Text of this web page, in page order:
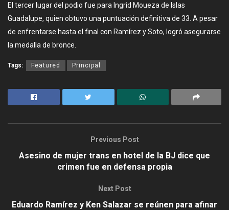
El tercer lugar del podio fue para Ingrid Moueza de Islas
Guadalupe, quien obtuvo una puntuación definitiva de 33. A pesar
de enfrentarse hasta el final con Ramírez y Soto, logró asegurarse
la medalla de bronce.
Tags: Featured Principal
Previous Post
Asesino de mujer trans en hotel de la BJ dice que
crimen fue en defensa propia
Next Post
Eduardo Ramírez y Ken Salazar se reúnen para afinar